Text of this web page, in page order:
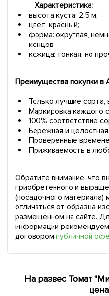
Характеристика:
высота куста: 2,5 м;
цвет: красный;
форма: округлая,
концов;
кожица: тонкая, но
Преимущества покупки в
Только лучшие
Маркировка каждого
100% соответствие
Бережная и целостная
Проверенные
Приживаемость в
Обратите внимание, что
приобретенного и
(посадочного материала)
отличаться от образца
размещенном на сайте.
информации рекомендуем
договором публичной
На развес Томат